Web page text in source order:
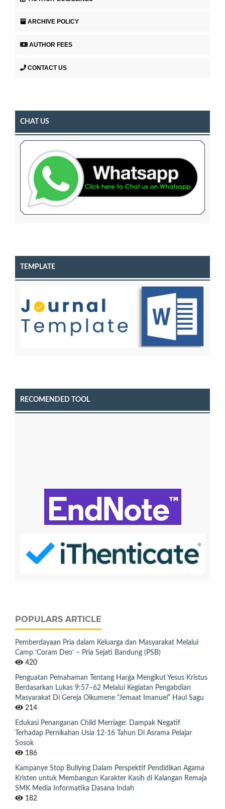
ARCHIVE POLICY
AUTHOR FEES
CONTACT US
CHAT US
TEMPLATE
RECOMENDED TOOL
POPULARS ARTICLE
Pemberdayaan Pria dalam Keluarga dan Masyarakat Melalui
Camp ‘Coram Deo’ − Pria Sejati Bandung (PSB)
420
Penguatan Pemahaman Tentang Harga Mengikut Yesus Kristus
Berdasarkan Lukas 9:57–62 Melalui Kegiatan Pengabdian
Masyarakat Di Gereja Oikumene “Jemaat Imanuel” Haul Sagu
214
Edukasi Penanganan Child Merriage: Dampak Negatif
Terhadap Pernikahan Usia 12-16 Tahun Di Asrama Pelajar
Sosok
186
Kampanye Stop Bullying Dalam Perspektif Pendidikan Agama
Kristen untuk Membangun Karakter Kasih di Kalangan Remaja
SMK Media Informatika Dasana Indah
182